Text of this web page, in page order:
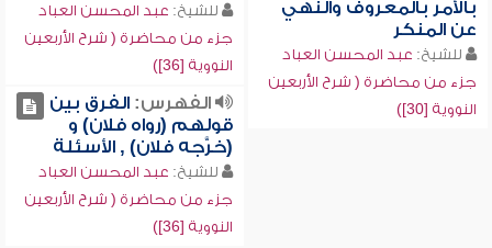
بالأمر بالمعروف والنهي
عن المنكر
للشيخ: عبد المحسن العباد
جزء من محاضرة ( شرح الأربعين
النووية [30])
للشيخ: عبد المحسن العباد
جزء من محاضرة ( شرح الأربعين
النووية [36])
الفهرس:الفرق بين
قولهم (رواه فلان) و
(خرَّجه فلان) , الأسئلة
للشيخ: عبد المحسن العباد
جزء من محاضرة ( شرح الأربعين
النووية [36])